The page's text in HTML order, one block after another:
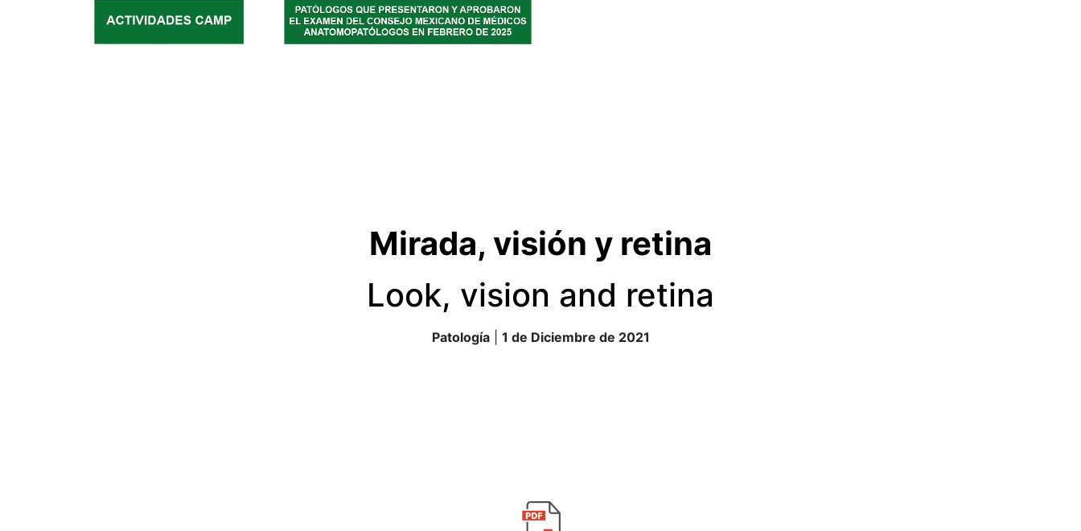
Mirada, visión y retina
Look, vision and retina
Patología| 1 de Diciembre de 2021